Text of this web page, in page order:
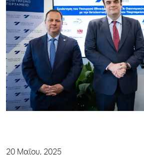
20 Μαΐου, 2025